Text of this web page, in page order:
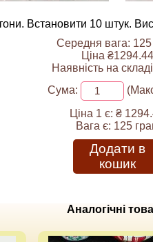
Встановити 10 штук.
Середня вага: 125
Ціна ₴1294.44
Наявність на
Сума:
Ціна 1 є: ₴
Вага є: 125
Додати в
кошик
Аналогічні